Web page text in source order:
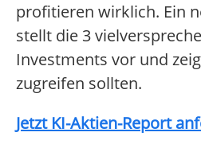
profitieren wirklich. Ein
stellt die 3
Investments vor und
zugreifen sollten.
Jetzt KI-Aktien-Report